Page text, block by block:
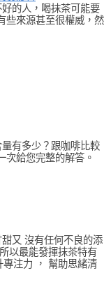
的人，喝抹茶可能要
些來源甚至很權威，然
有多少？跟咖啡比較
次給您完整的解答。
又 沒有任何不良的添
以最能發揮抹茶特有
注力 ， 幫助思緒清